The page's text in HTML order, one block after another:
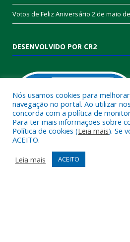
Votos de Feliz Aniversário 2 de maio
DESENVOLVIDO POR CR2
Muito mais que
Realizamos umaassessoria
contrato que todas as exigências das
Nós usamos cookies para
navegação no portal. Ao utilizar
concorda com a política de
Para ter mais informações sobre
Política de cookies (Leia mais). Se
ACEITO.
Leia mais
ACEITO